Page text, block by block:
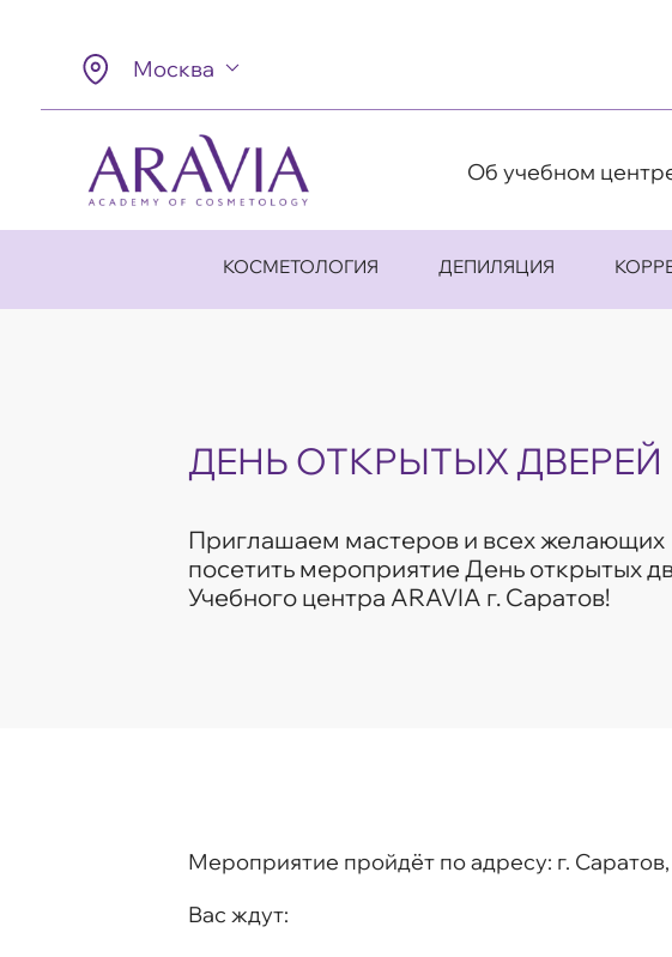
Москва
Об учебном
КОСМЕТОЛОГИЯ ДЕПИЛЯЦИЯ
ДЕНЬ ОТКРЫТЫХ ДВЕРЕЙ
Приглашаем мастеров и всех желающих
посетить мероприятие День открытых
Учебного центра ARAVIA г. Саратов!
Мероприятие пройдёт по адресу: г. Саратов,
Вас ждут: